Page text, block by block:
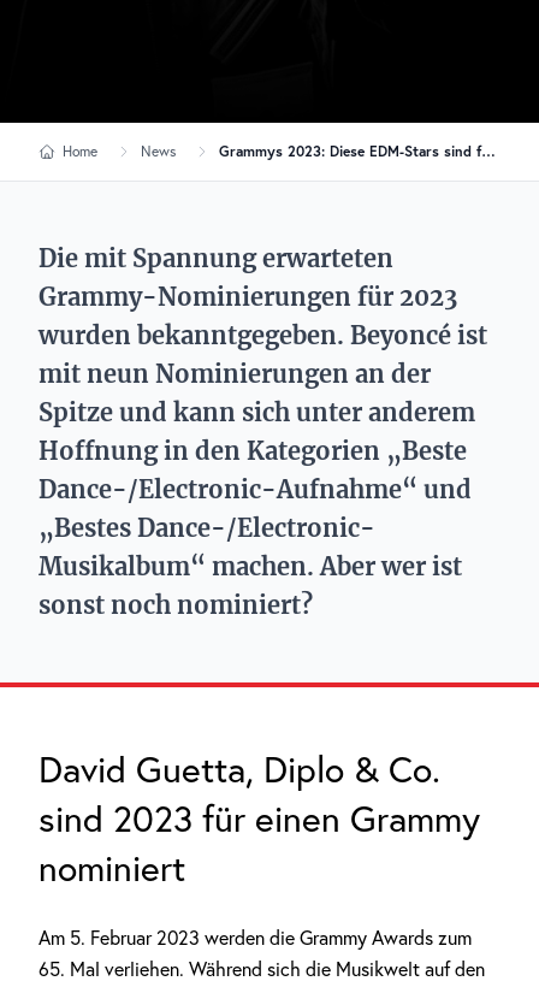
Home News Grammys 2023: Diese EDM-Stars sind für einen Award nominiert
Die mit Spannung erwarteten
Grammy-Nominierungen für 2023
wurden bekanntgegeben. Beyoncé ist
mit neun Nominierungen an der
Spitze und kann sich unter anderem
Hoffnung in den Kategorien „Beste
Dance-/Electronic-Aufnahme“ und
„Bestes Dance-/Electronic-
Musikalbum“ machen. Aber wer ist
sonst noch nominiert?
David Guetta, Diplo & Co.
sind 2023 für einen Grammy
nominiert
Am 5. Februar 2023 werden die Grammy Awards zum
65. Mal verliehen. Während sich die Musikwelt auf den